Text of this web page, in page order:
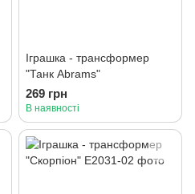
Іграшка - трансформер
"Танк Abrams"
269 грн
В наявності